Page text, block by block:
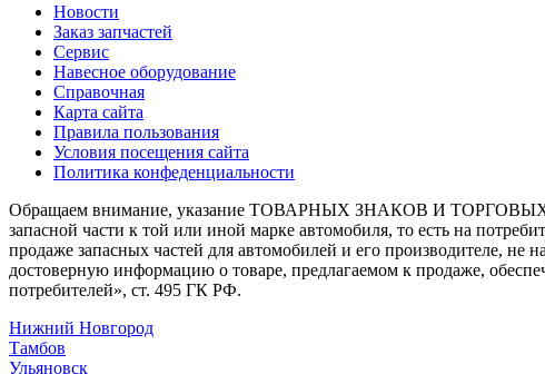
Новости
Заказ запчастей
Сервис
Навесное оборудование
Справочная
Карта сайта
Правила пользования
Условия посещения сайта
Политика конфеденциальности
Обращаем внимание, указание ТОВАРНЫХ ЗНАКОВ И ТОРГОВЫХ
запасной части к той или иной марке автомобиля, то есть на
продаже запасных частей для автомобилей и его производителе, не
достоверную информацию о товаре, предлагаемом к продаже,
потребителей», ст. 495 ГК РФ.
Нижний Новгород
Тамбов
Ульяновск